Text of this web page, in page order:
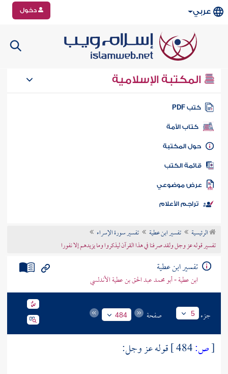
عربي دخول
المكتبة الإسلامية
كتب PDF
كتاب الأمة
المكتبة
الكتب
موضوعي
تراجم الأعلام
الرئيسية تفسير ابن عطية
تفسير سورة الإسراء
تفسير قوله عز وجل ولقد صرفنا في هذا القرآن ليذكروا وما يزيدهم إلا نفورا
تفسير ابن عطية
ابن عطية - أبو محمد عبد الحق بن عطية الأندلسي
جزء 5 صفحة 484
[ص:
قوله عز وجل: